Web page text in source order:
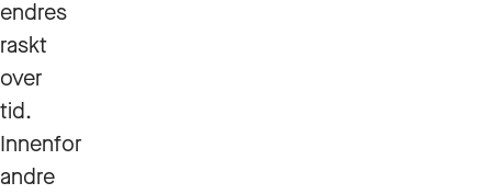
endres
raskt
over
tid.
Innenfor
andre